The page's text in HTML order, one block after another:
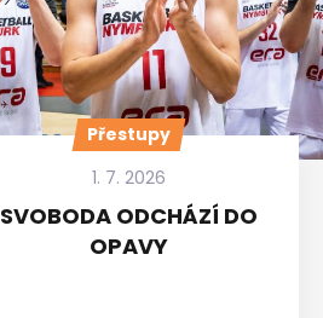
Přestupy
1. 7. 2026
SVOBODA ODCHÁZÍ DO
OPAVY